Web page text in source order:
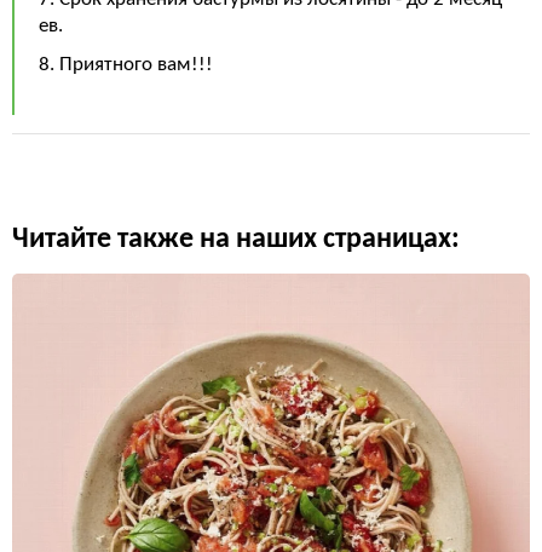
ев.
8. Приятного вам!!!
Читайте также на наших страницах: